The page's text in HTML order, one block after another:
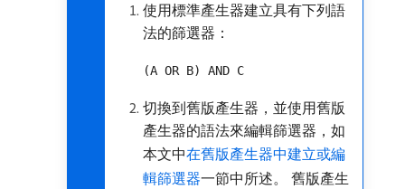
使用標準產生器建立具有下列語
法的篩選器：
(A OR B) AND C
切換到舊版產生器，並使用舊版
產生器的語法來編輯篩選器，如
本文中在舊版產生器中建立或編
輯篩選器一節中所述。 舊版產生